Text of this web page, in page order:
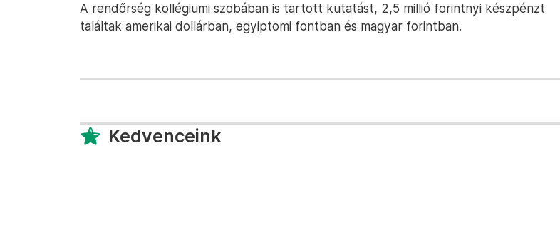
A rendőrség kollégiumi szobában is tartott kutatást, 2,5 millió forintnyi készpénzt
találtak amerikai dollárban, egyiptomi fontban és magyar forintban.
Kedvenceink